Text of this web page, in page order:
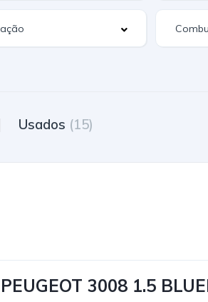
Usados (15)
PEUGEOT 3008 1.5